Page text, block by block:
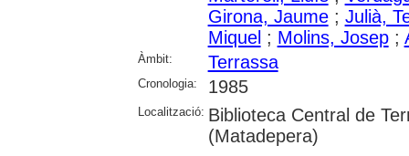
Girona, Jaume; Julià,
Miquel ; Molins, Josep;
Àmbit: Terrassa
Cronologia: 1985
Localització: Biblioteca Central de
(Matadepera)